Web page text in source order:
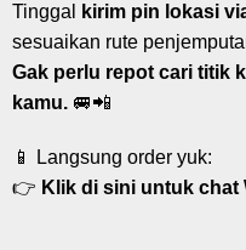
Tinggal kirim pin lokasi
sesuaikan rute
Gak perlu repot cari titik
kamu. 🚐📲
📱 Langsung order yuk:
👉 Klik di sini untuk chat